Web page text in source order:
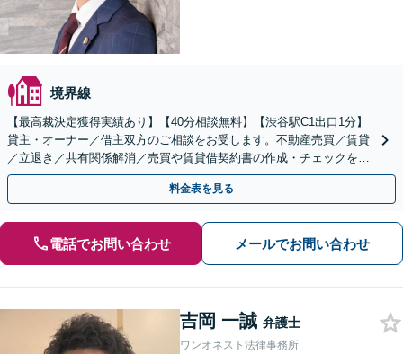
境界線
【最高裁決定獲得実績あり】【40分相談無料】【渋谷駅C1出口1分】
貸主・オーナー／借主双方のご相談をお受します。不動産売買／賃貸
／立退き／共有関係解消／売買や賃貸借契約書の作成・チェックを含
む不動産トラブルに幅広く対応！【オンライン相談可】
料金表を見る
電話でお問い合わせ メールでお問い合わせ
吉岡 一誠 弁護士
ワンオネスト法律事務所